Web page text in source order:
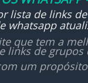
lista de links
whatsapp
que tem a
links de grupos
um